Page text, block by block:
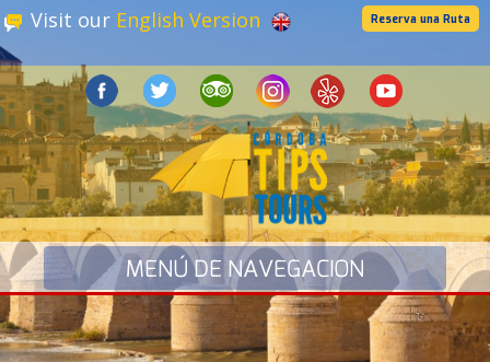
Visit our English Version Reserva una Ruta